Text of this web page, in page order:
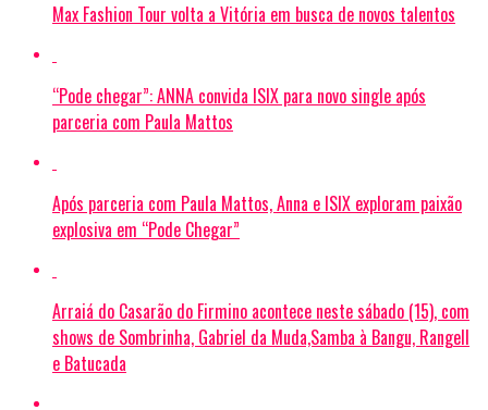
Max Fashion Tour volta a Vitória em busca de novos talentos
“Pode chegar”: ANNA convida ISIX para novo single após
parceria com Paula Mattos
Após parceria com Paula Mattos, Anna e ISIX exploram paixão
explosiva em “Pode Chegar”
Arraiá do Casarão do Firmino acontece neste sábado (15), com
shows de Sombrinha, Gabriel da Muda,Samba à Bangu, Rangell
e Batucada